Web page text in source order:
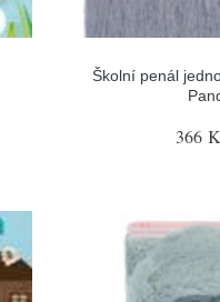
Školní penál
366